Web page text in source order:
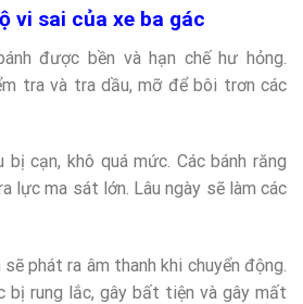
vi sai của xe ba gác
được bền và hạn chế hư hỏng.
tra và tra dầu, mỡ để bôi trơn các
bị cạn, khô quá mức. Các bánh răng
lực ma sát lớn. Lâu ngày sẽ làm các
phát ra âm thanh khi chuyển động.
bị rung lắc, gây bất tiện và gây mất